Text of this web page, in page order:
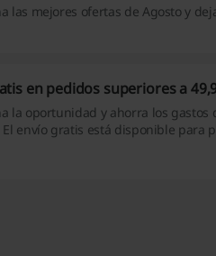
las mejores ofertas de Agosto y
en pedidos superiores a
la oportunidad y ahorra los gastos
El envío gratis está disponible para